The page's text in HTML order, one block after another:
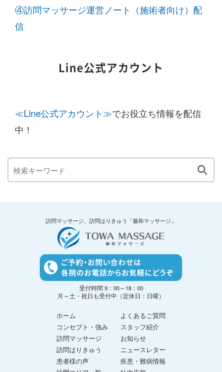
④訪問マッサージ運営ノート（施術者向け）配
信
Line公式アカウント
≪Line公式アカウント≫でお役立ち情報を配信
中！
訪問マッサージ、訪問はりきゅう「藤和マッサージ」
受付時間 9：00～18：00
月～土・祝日も受付中（定休日：日曜）
ホーム
コンセプト・強み
訪問マッサージ
訪問はりきゅう
患者様の声
よくあるご質問
スタッフ紹介
お知らせ
ニュースレター
疾患・難病情報